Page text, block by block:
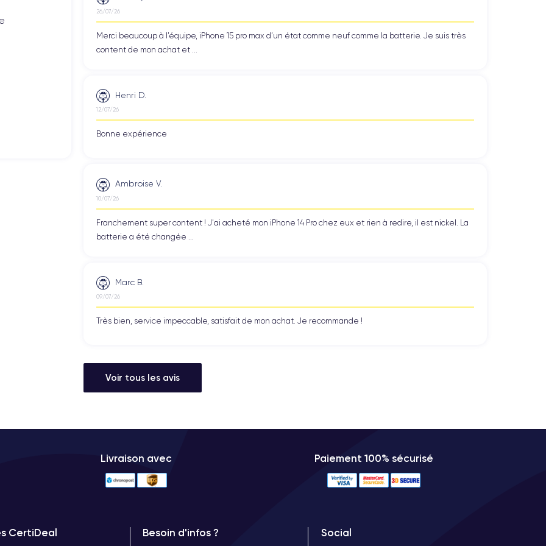
des appareils de qualité supérieure. Chaque appareil disponible a été soigneusement contrôlé et vérifié afin de
à des tests réalisés surplus de 30 points de contrôle.
et vous pouvez le tester pendant une période de 30 jours
, disponible pour répondre à tous vos doutes ou questions.
Bons Plans sur iPhoneet nos autresbons plans reconditionnés: vous trouverez des appareils de haute
26/07/26
Merci beaucoup à l’équipe, iPhone 15 pro max d’un état comme neuf comme la batterie. Je suis très
content de mon achat et ...
Henri D.
12/07/26
Bonne expérience
Ambroise V.
10/07/26
Franchement super content ! J'ai acheté mon iPhone 14 Pro chez eux et rien à redire, il est nickel. La
batterie a été changée ...
Marc B.
09/07/26
Très bien, service impeccable, satisfait de mon achat. Je recommande !
Voir tous les avis
Livraison avec Paiement 100% sécurisé
CertiDeal Besoin d'infos ? Social